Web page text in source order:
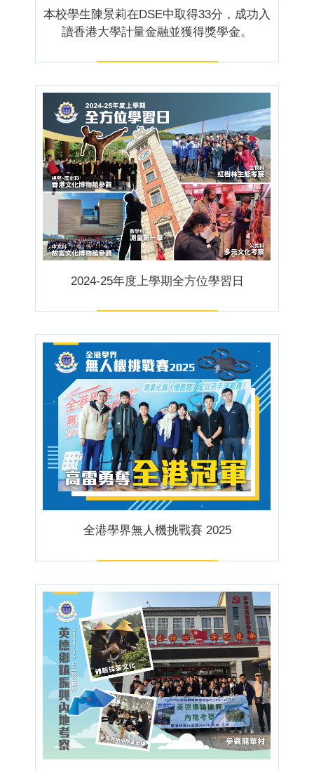
本校學生陳景莉在DSE中取得33分，成功入
讀香港大學計量金融並獲得獎學金。
2024-25年度上學期全方位學習日
全港學界無人機挑戰賽 2025